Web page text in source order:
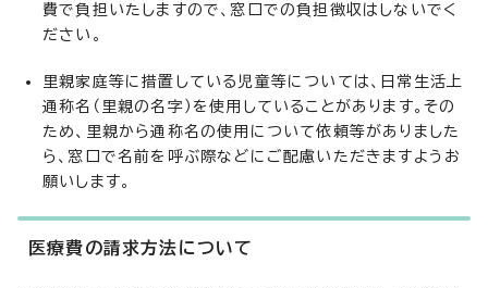
費で負担いたしますので、窓口での負担徴収はしないでく
ださい。
里親家庭等に措置している児童等については、日常生活上
通称名（里親の名字）を使用していることがあります。その
ため、里親から通称名の使用について依頼等がありました
ら、窓口で名前を呼ぶ際などにご配慮いただきますようお
願いします。
医療費の請求方法について